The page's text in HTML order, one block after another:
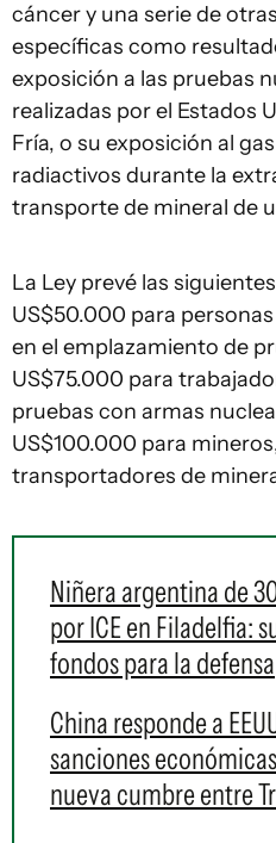
cáncer y una serie de
específicas como
exposición a las pruebas
realizadas por el Estados
Fría, o su exposición al
radiactivos durante la
transporte de mineral de
La Ley prevé las
US$50.000 para
en el emplazamiento de
US$75.000 para
pruebas con armas
US$100.000 para
transportadores de
Niñera argentina de
por ICE en Filadelfia:
fondos para la defensa
China responde a
sanciones
nueva cumbre entre